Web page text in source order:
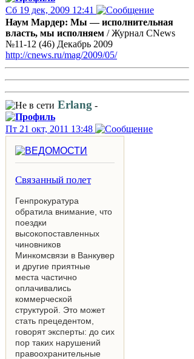
Сб 19 дек, 2009 12:41
Наум Мардер: Мы — исполнительная
власть, мы исполняем / Журнал CNews
№11-12 (46) Декабрь 2009
http://cnews.ru/mag/2009/05/
Erlang -
Пт 21 окт, 2011 13:48
Связанный полет
Генпрокуратура
обратила внимание, что
поездки
высокопоставленных
чиновников
Минкомсвязи в Ванкувер
и другие приятные
места частично
оплачивались
коммерческой
структурой. Это может
стать прецедентом,
говорят эксперты: до сих
пор таких нарушений
правоохранительные